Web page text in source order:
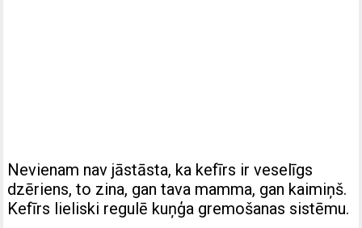
Nevienam nav jāstāsta, ka kefīrs ir veselīgs
dzēriens, to zina, gan tava mamma, gan kaimiņš.
Kefīrs lieliski regulē kuņģa gremošanas sistēmu.